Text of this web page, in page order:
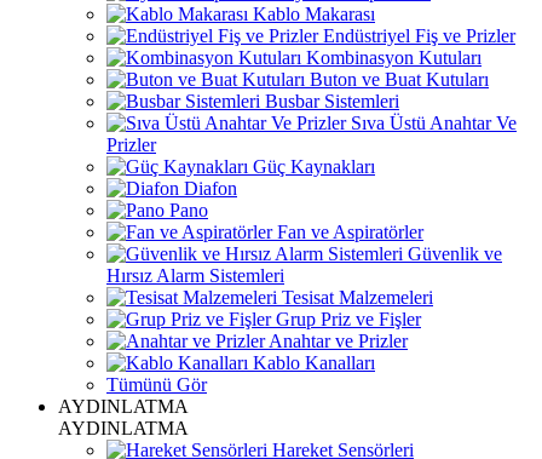
Kablo Makarası
Endüstriyel Fiş ve Prizler
Kombinasyon Kutuları
Buton ve Buat Kutuları
Busbar Sistemleri
Sıva Üstü Anahtar Ve
Prizler
Güç Kaynakları
Diafon
Pano
Fan ve Aspiratörler
Güvenlik ve
Hırsız Alarm Sistemleri
Tesisat Malzemeleri
Grup Priz ve Fişler
Anahtar ve Prizler
Kablo Kanalları
Tümünü Gör
AYDINLATMA
AYDINLATMA
Hareket Sensörleri